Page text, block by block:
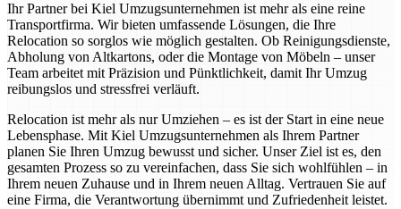
Ihr Partner bei Kiel Umzugsunternehmen ist mehr als eine reine
Transportfirma. Wir bieten umfassende Lösungen, die Ihre
Relocation so sorglos wie möglich gestalten. Ob Reinigungsdienste,
Abholung von Altkartons, oder die Montage von Möbeln – unser
Team arbeitet mit Präzision und Pünktlichkeit, damit Ihr Umzug
reibungslos und stressfrei verläuft.
Relocation ist mehr als nur Umziehen – es ist der Start in eine neue
Lebensphase. Mit Kiel Umzugsunternehmen als Ihrem Partner
planen Sie Ihren Umzug bewusst und sicher. Unser Ziel ist es, den
gesamten Prozess so zu vereinfachen, dass Sie sich wohlfühlen – in
Ihrem neuen Zuhause und in Ihrem neuen Alltag. Vertrauen Sie auf
eine Firma, die Verantwortung übernimmt und Zufriedenheit leistet.